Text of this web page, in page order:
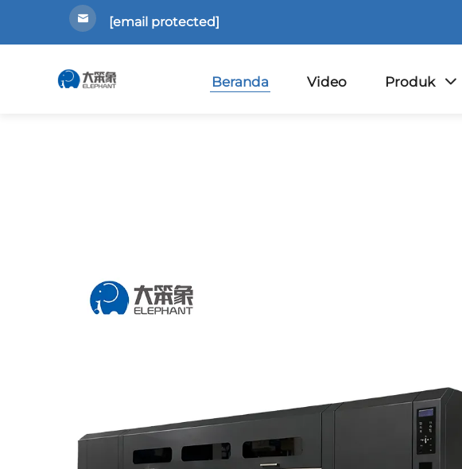
[email protected]
Beranda Video Produk